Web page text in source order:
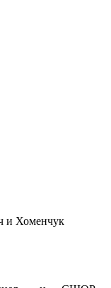
и Хоменчук